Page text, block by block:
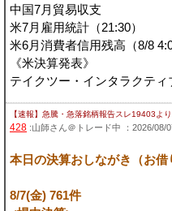
中国7月貿易収支
米7月雇用統計（21:30）
米6月消費者信用残高（8/8
《米決算発表》
テイクツー・インタラクテ
【速報】急騰・急落銘柄報告スレ19403 より
428 :山師さん＠トレード中 ：2026/08/
本日の決算おしながき（お借
8/7(金) 761件